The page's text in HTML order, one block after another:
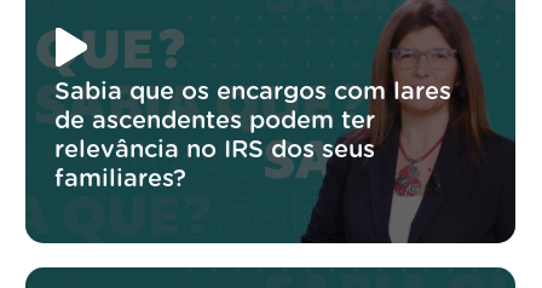
Sabia que os encargos com lares
de ascendentes podem ter
relevância no IRS dos seus
familiares?